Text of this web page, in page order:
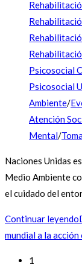
Psicosocial
Psicosocial
Ambiente/
Atención
Mental/
Naciones Unidas
Medio Ambiente
el cuidado del
Continuar leyendo
mundial a la
1